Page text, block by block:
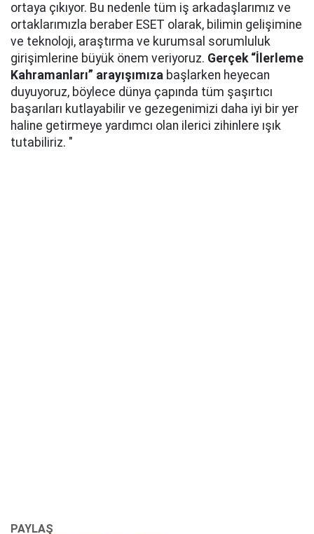
ortaya çıkıyor. Bu nedenle tüm iş arkadaşlarımız ve
ortaklarımızla beraber ESET olarak, bilimin gelişimine
ve teknoloji, araştırma ve kurumsal sorumluluk
girişimlerine büyük önem veriyoruz. Gerçek “İlerleme
Kahramanları” arayışımıza başlarken heyecan
duyuyoruz, böylece dünya çapında tüm şaşırtıcı
başarıları kutlayabilir ve gezegenimizi daha iyi bir yer
haline getirmeye yardımcı olan ilerici zihinlere ışık
tutabiliriz. "